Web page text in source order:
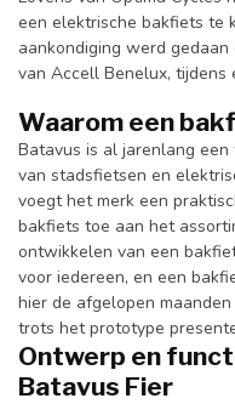
een elektrische bakfiets te
aankondiging werd
van Accell Benelux,
Waarom een
Batavus is al jarenlang
van stadsfietsen en
voegt het merk een
bakfiets toe aan het
ontwikkelen van een
voor iedereen, en een
hier de afgelopen
trots het prototype
Ontwerp en
Batavus Fier